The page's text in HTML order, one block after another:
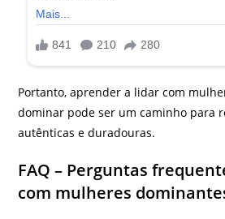
Portanto, aprender a lidar com
dominar pode ser um caminho para
autênticas e duradouras.
FAQ – Perguntas
com mulheres